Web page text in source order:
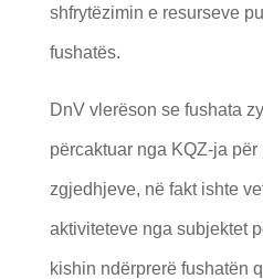
shfrytëzimin e resurseve
fushatës.
DnV vlerëson se fushata
përcaktuar nga KQZ-ja
zgjedhjeve, në fakt ishte
aktiviteteve nga subjektet
kishin ndërprerë fushatën